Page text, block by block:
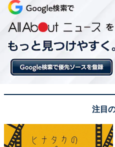
何度来ても感動するお湯
塩味で、入浴後はずっと
庭園に囲まれた露天風呂
温泉上がりにまるは食堂
した。半田観光の帰りに
注目